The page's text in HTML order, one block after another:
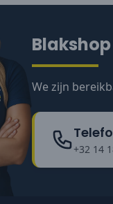
We zijn
+32 14